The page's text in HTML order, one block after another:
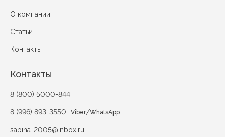
О компании
Статьи
Контакты
Контакты
8 (800) 5000-844
8 (996) 893-3550 Viber/WhatsApp
sabina-2005@inbox.ru